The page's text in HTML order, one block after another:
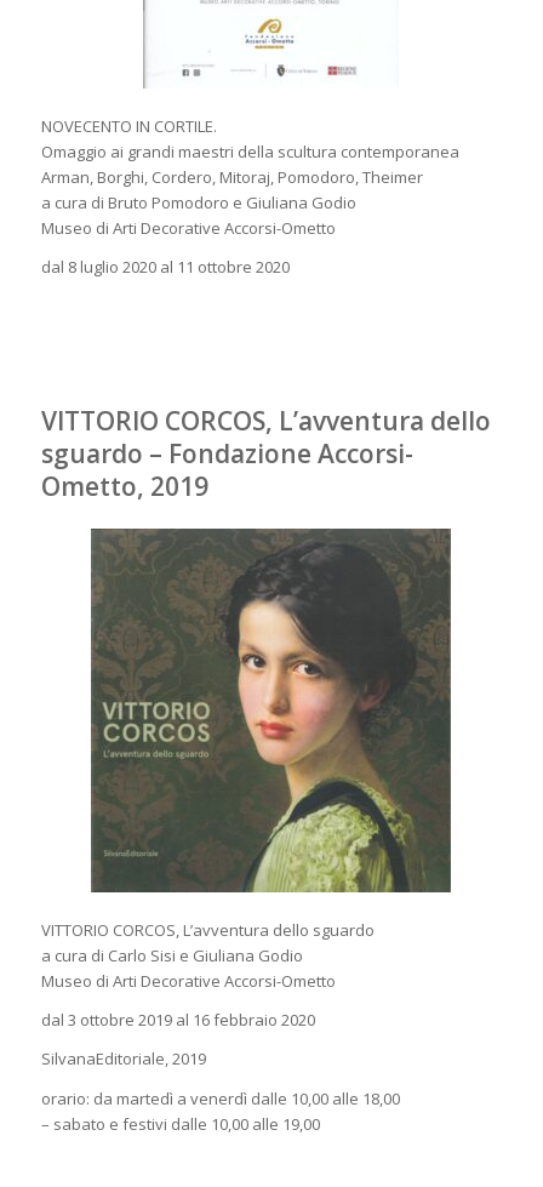
NOVECENTO IN CORTILE.
Omaggio ai grandi maestri della scultura contemporanea
Arman, Borghi, Cordero, Mitoraj, Pomodoro, Theimer
a cura di Bruto Pomodoro e Giuliana Godio
Museo di Arti Decorative Accorsi-Ometto
dal 8 luglio 2020 al 11 ottobre 2020
VITTORIO CORCOS, L’avventura dello
sguardo – Fondazione Accorsi-
Ometto, 2019
VITTORIO CORCOS, L’avventura dello sguardo
a cura di Carlo Sisi e Giuliana Godio
Museo di Arti Decorative Accorsi-Ometto
dal 3 ottobre 2019 al 16 febbraio 2020
SilvanaEditoriale, 2019
orario: da martedì a venerdì dalle 10,00 alle 18,00
– sabato e festivi dalle 10,00 alle 19,00